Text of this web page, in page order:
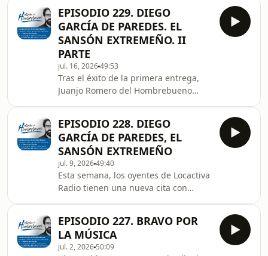
continuamos desgranando la vida de
uno de los personajes más
formidables y colosales de nuestro
pasado. Llegamos a la tercera entrega
dedicada a la legendaria figura de
Diego García de Paredes, el famoso
"Sansón extremeño". Acompáñanos
para seguir descubriendo las bat
EPISODIO 229. DIEGO
GARCÍA DE PAREDES. EL
SANSÓN EXTREMEÑO. II
PARTE
jul. 16, 202649:53
Tras el éxito de la primera entrega,
Juanjo Romero del Hombrebueno
segunda parte, se profundiza en las
campañas definitivas que
consagraron a Diego García de
Paredes como un mito imbatible en
los campos de batalla de Italia.
Quedando la parte final de su vida
para una tercera entrega sobre este
personaje tan interesante.
EPISODIO 228. DIEGO
GARCÍA DE PAREDES, EL
SANSÓN EXTREMEÑO
jul. 9, 202649:40
Esta semana, los oyentes de Locactiva
Radio tienen una nueva cita con
entrega número 228, en la que Juanjo
Romero del Hombrebueno nos invita
a viajar en el tiempo para descubrir a
EPISODIO 227. BRAVO POR
LA MÚSICA
jul. 2, 2026 50:09